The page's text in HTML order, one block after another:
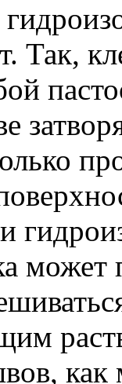
Так,
может
как